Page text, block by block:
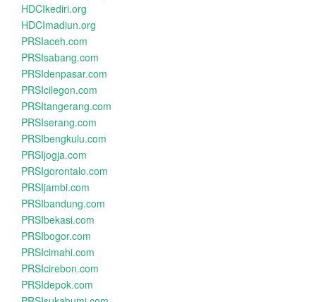
HDCIkediri.org
HDCImadiun.org
PRSIaceh.com
PRSIsabang.com
PRSIdenpasar.com
PRSIcilegon.com
PRSItangerang.com
PRSIserang.com
PRSIbengkulu.com
PRSIjogja.com
PRSIgorontalo.com
PRSIjambi.com
PRSIbandung.com
PRSIbekasi.com
PRSIbogor.com
PRSIcimahi.com
PRSIcirebon.com
PRSIdepok.com